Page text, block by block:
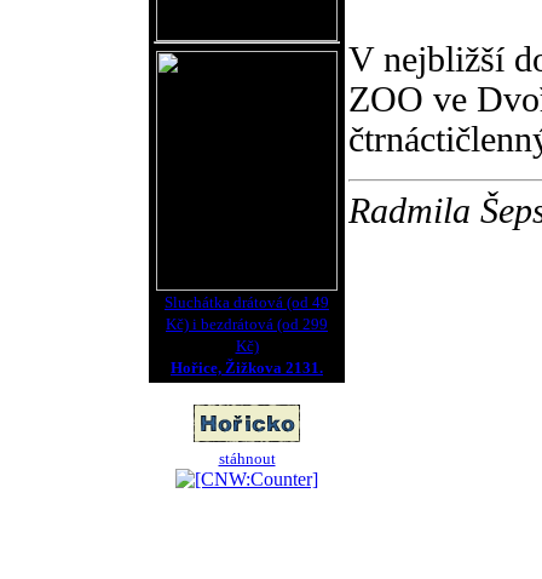
Sluchátka drátová (od 49
Kč) i bezdrátová (od 299
Kč)
Hořice, Žižkova 2131.
stáhnout
V nejbližší
ZOO ve
Radmila